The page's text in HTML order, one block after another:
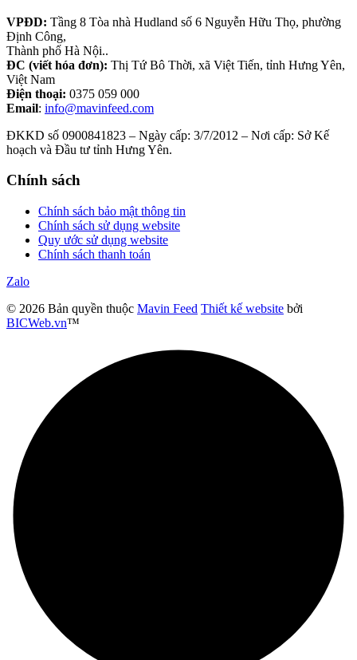
VPĐD: Tầng 8 Tòa nhà Hudland số 6 Nguyễn Hữu Thọ, phường
Định Công,
Thành phố Hà Nội..
ĐC (viết hóa đơn): Thị Tứ Bô Thời, xã Việt Tiến, tỉnh Hưng Yên,
Việt Nam
Điện thoại: 0375 059 000
Email: info@mavinfeed.com
ĐKKD số 0900841823 – Ngày cấp: 3/7/2012 – Nơi cấp: Sở Kế
hoạch và Đầu tư tỉnh Hưng Yên.
Chính sách
Chính sách bảo mật thông tin
Chính sách sử dụng website
Quy ước sử dụng website
Chính sách thanh toán
Zalo
© 2026 Bản quyền thuộc Mavin Feed Thiết kế website bởi
BICWeb.vn™